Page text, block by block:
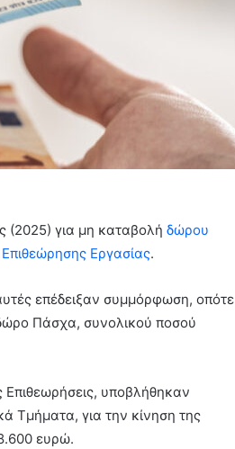
(2025) για μη καταβολή δώρου
Επιθεώρησης Εργασίας.
επέδειξαν συμμόρφωση, οπότε
Πάσχα, συνολικού ποσού
Επιθεωρήσεις, υποβλήθηκαν
Τμήματα, για την κίνηση της
ευρώ.